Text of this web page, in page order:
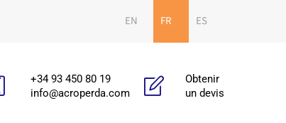
EN FR ES
+34 93 450 80 19
info@acroperda.com
Obtenir
un devis